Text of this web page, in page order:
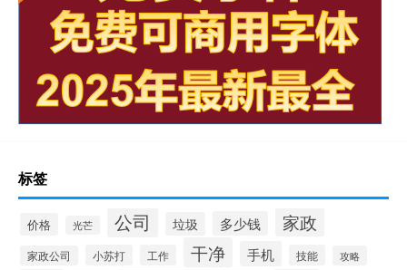
标签
价格 光芒 公司 垃圾 多少钱 家政
家政公司 小苏打 工作 干净 手机 技能 攻略